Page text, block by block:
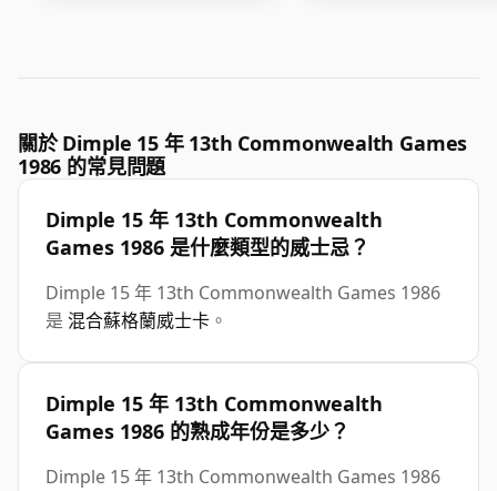
關於 Dimple 15 年 13th Commonwealth Games
1986 的常見問題
Dimple 15 年 13th Commonwealth
Games 1986 是什麼類型的威士忌？
Dimple 15 年 13th Commonwealth Games 1986
是 混合蘇格蘭威士卡 。
Dimple 15 年 13th Commonwealth
Games 1986 的熟成年份是多少？
Dimple 15 年 13th Commonwealth Games 1986